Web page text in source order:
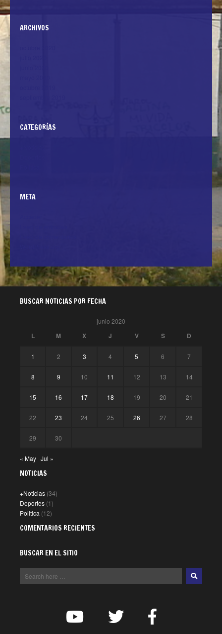
ARCHIVOS
CATEGORÍAS
META
BUSCAR NOTICIAS POR FECHA
junio 2020
L M X J V S D
1 2 3 4 5 6 7
8 9 10 11 12 13 14
15 16 17 18 19 20 21
22 23 24 25 26 27 28
29 30
« May Jul »
NOTICIAS
+Noticias (34)
Deportes (1)
Politica (12)
COMENTARIOS RECIENTES
BUSCAR EN EL SITIO